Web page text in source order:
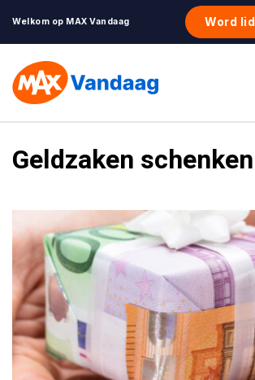
Welkom op MAX Vandaag Word lid
Geldzaken schenken